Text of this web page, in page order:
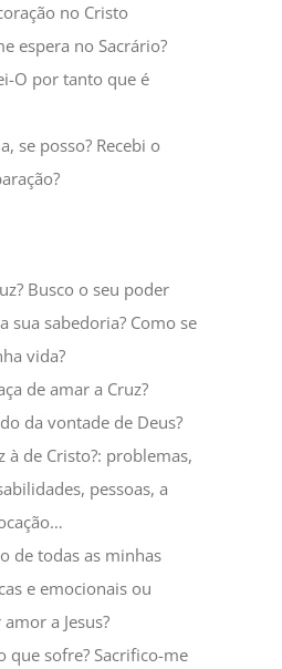
no Cristo
espera no Sacrário?
O por tanto que é
se posso? Recebi o
Busco o seu poder
sua sabedoria? Como se
vida?
de amar a Cruz?
da vontade de Deus?
à de Cristo?: problemas,
pessoas, a
de todas as minhas
e emocionais ou
a Jesus?
que sofre? Sacrifico-me